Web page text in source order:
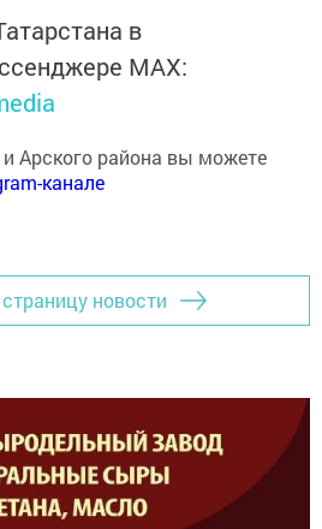
MАХ:
канале
новости